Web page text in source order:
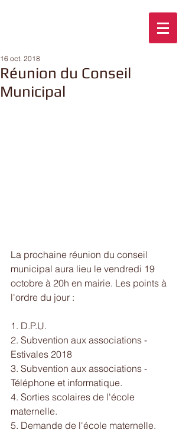
Réunion du Conseil
Municipal
16 oct. 2018
La prochaine réunion du conseil
municipal aura lieu le vendredi 19
octobre à 20h en mairie. Les points à
l'ordre du jour :
1. D.P.U.
2. Subvention aux associations -
Estivales 2018
3. Subvention aux associations -
Téléphone et informatique.
4. Sorties scolaires de l'école
maternelle.
5. Demande de l'école maternelle.